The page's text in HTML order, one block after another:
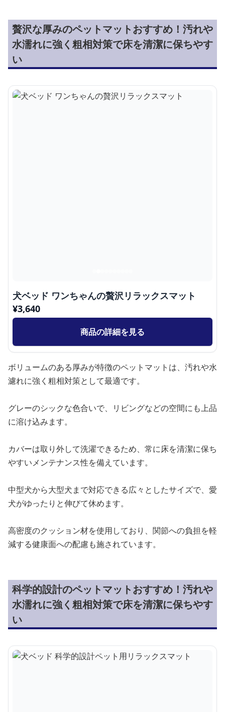
贅沢な厚みのペットマットおすすめ！汚れや
水濡れに強く粗相対策で床を清潔に保ちやす
い
犬ベッド ワンちゃんの贅沢リラックスマット
¥3,640
商品の詳細を見る
ボリュームのある厚みが特徴のペットマットは、汚れや水
濾れに強く粗相対策として最適です。
グレーのシックな色合いで、リビングなどの空間にも上品
に溶け込みます。
カバーは取り外して洗濯できるため、常に床を清潔に保ち
やすいメンテナンス性を備えています。
中型犬から大型犬まで対応できる広々としたサイズで、愛
犬がゆったりと伸びて休めます。
高密度のクッション材を使用しており、関節への負担を軽
減する健康面への配慮も施されています。
科学的設計のペットマットおすすめ！汚れや
水濡れに強く粗相対策で床を清潔に保ちやす
い